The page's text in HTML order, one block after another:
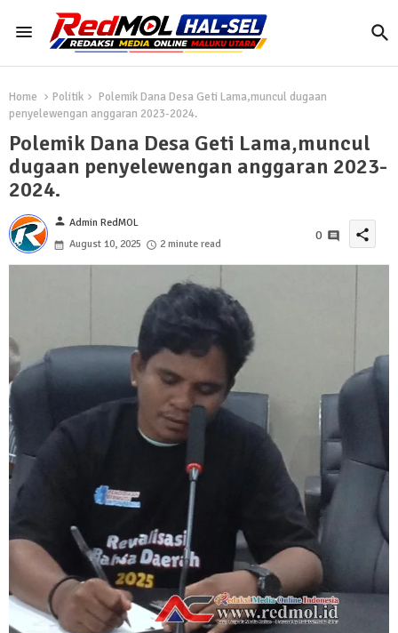
Home Politik
Polemik Dana Desa Geti Lama,muncul dugaan
penyelewengan anggaran 2023-2024.
Polemik Dana Desa Geti Lama,muncul
dugaan penyelewengan anggaran 2023-
2024.
person Admin RedMOL
August 10, 2025
2 minute read
0 share